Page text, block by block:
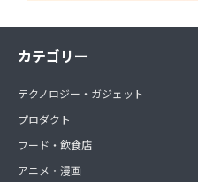
カテゴリー
テクノロジー・ガジェット
プロダクト
フード・飲食店
アニメ・漫画